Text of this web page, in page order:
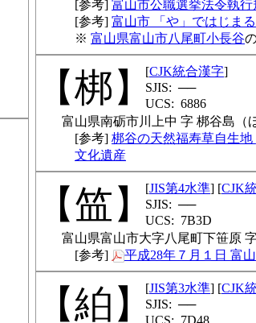
富山市公職選挙法令執行
富山市 「や」ではじま
富山県富山市八尾町小長谷
梆
CJK統合漢字
──
6886
富山県南砺市川上中 字 梆谷島
梆谷の天然福寿草自生
文化遺産
笽 JIS第4水準
CJK
──
7B3D
富山県富山市大字八尾町下笹原
平成28年７月１日 富
絈 JIS第3水準
CJK
──
7D48